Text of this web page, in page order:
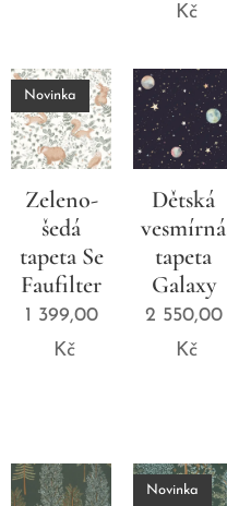
Kč
Zeleno-
šedá
tapeta Se
Faufilter
Novinka
1 399,00
Kč
Dětská
vesmírná
tapeta
Galaxy
2 550,00
Kč
Novinka